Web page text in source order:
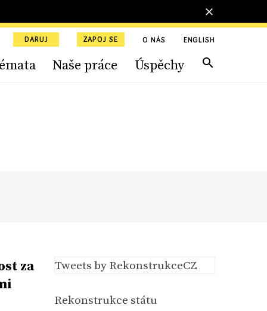
DARUJ ZAPOJ SE O NÁS ENGLISH
Naše práce Úspěchy
za
Tweets by RekonstrukceCZ
Rekonstrukce státu